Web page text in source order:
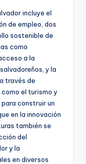
incluye el
de empleo, dos
sostenible de
como
a la
y la
través de
el turismo y
construir un
en la innovación
también se
del
y la
en diversos